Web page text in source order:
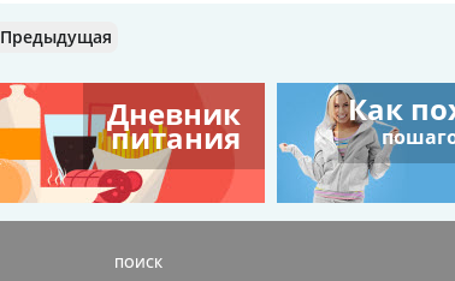
Предыдущая
Дневник
питания
Как
ПОИСК